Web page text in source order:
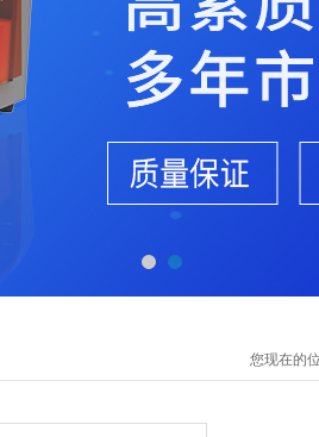
您现在的